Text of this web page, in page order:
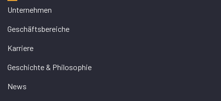
Unternehmen
Geschäftsbereiche
Karriere
Geschichte & Philosophie
News